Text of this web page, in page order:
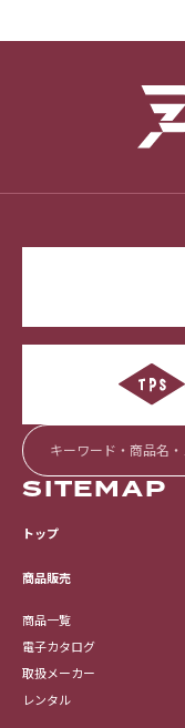
SITEMAP
トップ
商品販売
商品一覧
電子カタログ
取扱メーカー
レンタル